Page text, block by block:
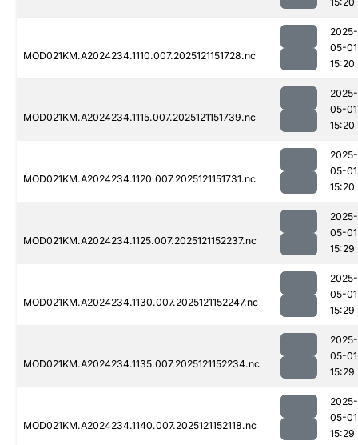
MOD021KM.A2024234.1110.007.2025121151728.nc
2025-
05-01
15:20
MOD021KM.A2024234.1115.007.2025121151739.nc
2025-
05-01
15:20
MOD021KM.A2024234.1120.007.2025121151731.nc
2025-
05-01
15:20
MOD021KM.A2024234.1125.007.2025121152237.nc
2025-
05-01
15:29
MOD021KM.A2024234.1130.007.2025121152247.nc
2025-
05-01
15:29
MOD021KM.A2024234.1135.007.2025121152234.nc
2025-
05-01
15:29
MOD021KM.A2024234.1140.007.2025121152118.nc
2025-
05-01
15:29